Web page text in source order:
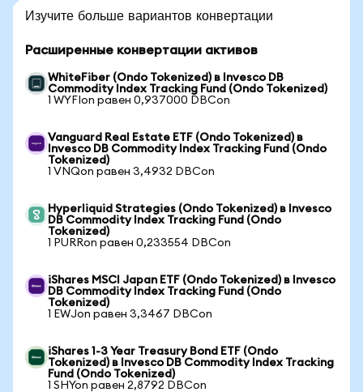
Изучите больше вариантов конвертации
Расширенные конвертации активов
WhiteFiber (Ondo Tokenized) в Invesco DB
Commodity Index Tracking Fund (Ondo Tokenized)
1 WYFIon равен 0,937000 DBCon
Vanguard Real Estate ETF (Ondo Tokenized) в
Invesco DB Commodity Index Tracking Fund (Ondo
Tokenized)
1 VNQon равен 3,4932 DBCon
Hyperliquid Strategies (Ondo Tokenized) в Invesco
DB Commodity Index Tracking Fund (Ondo
Tokenized)
1 PURRon равен 0,233554 DBCon
iShares MSCI Japan ETF (Ondo Tokenized) в Invesco
DB Commodity Index Tracking Fund (Ondo
Tokenized)
1 EWJon равен 3,3467 DBCon
iShares 1-3 Year Treasury Bond ETF (Ondo
Tokenized) в Invesco DB Commodity Index Tracking
Fund (Ondo Tokenized)
1 SHYon равен 2,8792 DBCon